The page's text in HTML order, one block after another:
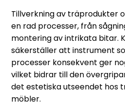
Tillverkning av träprodukter
en rad processer, från
montering av intrikata bitar.
säkerställer att instrument
processer konsekvent ger
vilket bidrar till den
det estetiska utseendet hos
möbler.